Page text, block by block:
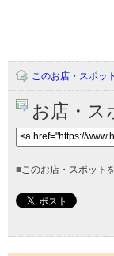
このお店・スポッ
お店・ス
■ このお店・スポット